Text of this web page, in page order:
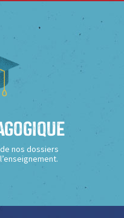
nos dossiers